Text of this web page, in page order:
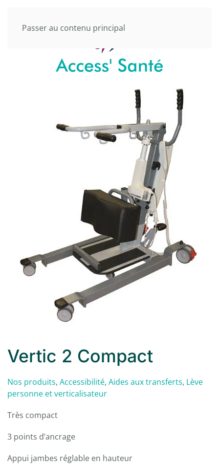
Passer au contenu principal
Vertic 2 Compact
Nos produits, Accessibilité, Aides aux transferts, Lève
personne et verticalisateur
Très compact
3 points d’ancrage
Appui jambes réglable en hauteur